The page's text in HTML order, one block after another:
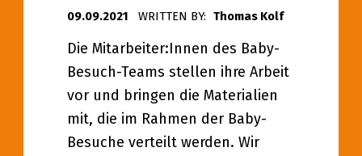
09.09.2021 WRITTEN BY: Thomas Kolf
Die Mitarbeiter:Innen des Baby-
Besuch-Teams stellen ihre Arbeit
vor und bringen die Materialien
mit, die im Rahmen der Baby-
Besuche verteilt werden. Wir